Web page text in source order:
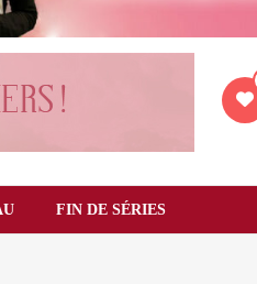
FIN DE SÉRIES